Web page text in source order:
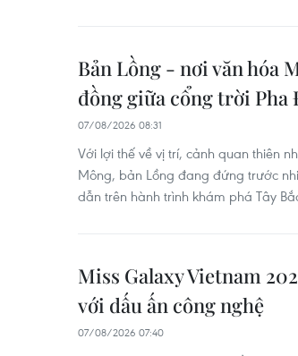
Bản Lồng - nơi văn hóa
đồng giữa cổng trời Pha
07/08/2026 08:31
Với lợi thế về vị trí, cảnh quan thiên
Mông, bản Lồng đang đứng trước
dẫn trên hành trình khám phá Tây
Miss Galaxy Vietnam
với dấu ấn công nghệ
07/08/2026 07:40